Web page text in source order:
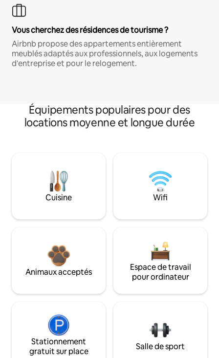
Vous cherchez des résidences de tourisme ?
Airbnb propose des appartements entièrement
meublés adaptés aux professionnels, aux logements
d'entreprise et pour le relogement.
Équipements populaires pour des
locations moyenne et longue durée
Cuisine Wifi
Animaux acceptés
Espace de travail
pour ordinateur
Stationnement
gratuit sur place
Salle de sport